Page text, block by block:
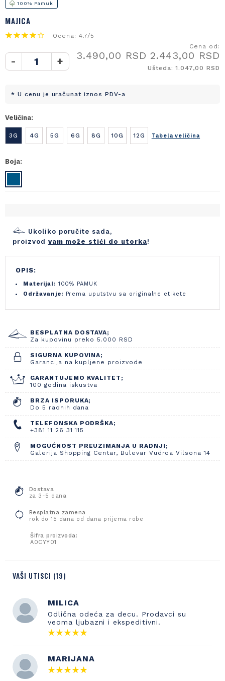
100% Pamuk
MAJICA
Ocena: 4.7/5
- +
Cena od:
3.490,00 RSD2.443,00 RSD
Ušteda: 1.047,00 RSD
* U cenu je uračunat iznos PDV-a
Veličina:
3G 4G 5G 6G 8G 10G 12G Tabela veličina
Boja:
Ukoliko poručite sada,
proizvod vam može stići do utorka!
OPIS:
Materijal: 100% PAMUK
Održavanje: Prema uputstvu sa originalne etikete
BESPLATNA DOSTAVA;
Za kupovinu preko 5.000 RSD
SIGURNA KUPOVINA;
Garancija na kupljene proizvode
GARANTUJEMO KVALITET;
100 godina iskustva
BRZA ISPORUKA;
Do 5 radnih dana
TELEFONSKA PODRŠKA;
+381 11 26 31 115
MOGUĆNOST PREUZIMANJA U RADNJI;
Galerija Shopping Centar, Bulevar Vudroa Vilsona 14
Dostava
za 3-5 dana
Besplatna zamena
rok do 15 dana od dana prijema robe
Šifra proizvoda:
A0CYY01
VAŠI UTISCI (19)
MILICA
Odlična odeća za decu. Prodavci su
veoma ljubazni i ekspeditivni.
MARIJANA